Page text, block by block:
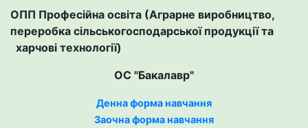
ОПП Професійна освіта (Аграрне виробництво,
переробка сільськогосподарської продукції та
харчові технології)
ОС "Бакалавр"
Денна форма навчання
Заочна форма навчання